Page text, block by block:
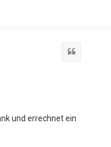
und errechnet ein